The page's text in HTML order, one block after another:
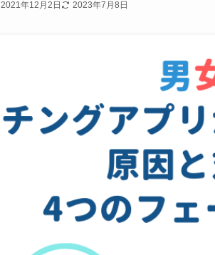
2021年12月2日 2023年7月8日